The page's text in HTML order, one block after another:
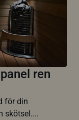
ren
för din
skötsel....